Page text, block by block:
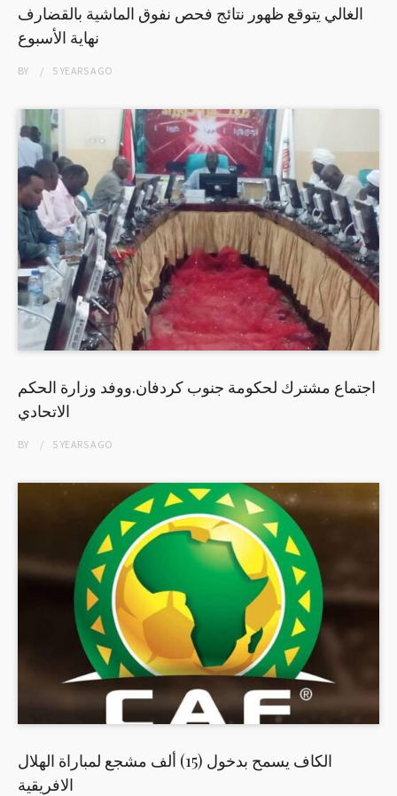
الغالي يتوقع ظهور نتائج فحص نفوق الماشية بالقضارف
نهاية الأسبوع
BY 5 YEARSAGO
اجتماع مشترك لحكومة جنوب كردفان.ووفد وزارة الحكم
الاتحادي
BY 5 YEARSAGO
الكاف يسمح بدخول (15) ألف مشجع لمباراة الهلال
الافريقية